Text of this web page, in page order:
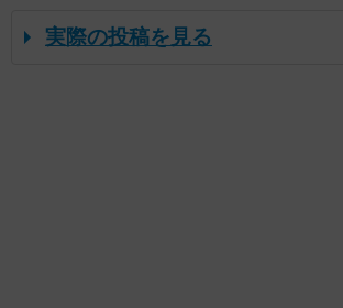
実際の投稿を見る